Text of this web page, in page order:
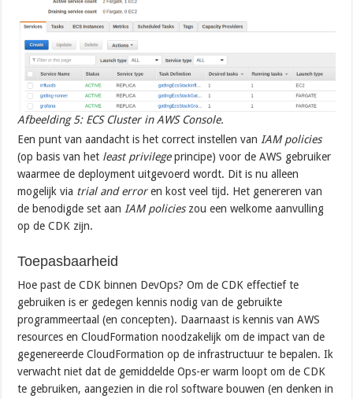
Afbeelding 5: ECS Cluster in AWS Console.
Een punt van aandacht is het correct instellen van IAM policies
(op basis van het least privilegeprincipe) voor de AWS gebruiker
waarmee de deployment uitgevoerd wordt. Dit is nu alleen
mogelijk via trial and erroren kost veel tijd. Het genereren van
de benodigde set aan IAM policieszou een welkome aanvulling
op de CDK zijn.
Toepasbaarheid
Hoe past de CDK binnen DevOps? Om de CDK effectief te
gebruiken is er gedegen kennis nodig van de gebruikte
programmeertaal (en concepten). Daarnaast is kennis van AWS
resources en CloudFormation noodzakelijk om de impact van de
gegenereerde CloudFormation op de infrastructuur te bepalen. Ik
verwacht niet dat de gemiddelde Ops-er warm loopt om de CDK
te gebruiken, aangezien in die rol software bouwen (en denken in